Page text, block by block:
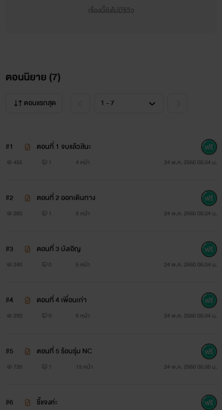
หัวใจอันเยือกเย็น เขาเจ็บช้ำมาก่อนกับเรื่องในอดีตทำให้เขากลาย
"ทำไมเขาต้องมานั่งคิดถึงเรื่องของเธอด้วยเนี้ย เธอไม่ควรเข้า
มาอยู่ในความคิดเขา"
เรื่องนี้ยังไม่มีรีวิว
ตอนนิยาย (7)
ตอนแรกสุด
#1 ตอนที่ 1 จบแล้วสินะ
455 1 4 หน้า 24 พ.ค. 2560 05:34 น.
#2 ตอนที่ 2 ออกเดินทาง
283 1 5 หน้า 24 พ.ค. 2560 05:34 น.
#3 ตอนที่ 3 บังเอิญ
240 0 5 หน้า 24 พ.ค. 2560 05:34 น.
#4 ตอนที่ 4 เพื่อนเก่า
293 0 6 หน้า 24 พ.ค. 2560 05:34 น.
#5 ตอนที่ 5 ร้อนรุ่ม NC
726 1 13 หน้า 24 พ.ค. 2560 05:36 น.
#6 ชี้แจงค่ะ